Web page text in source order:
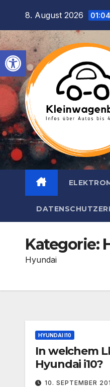
springen
springen
8. August 2026 01:04
Kategorie:
Hyundai
HYUNDAI I10
In welchem
Hyundai i10?
10. SEPTEMBER